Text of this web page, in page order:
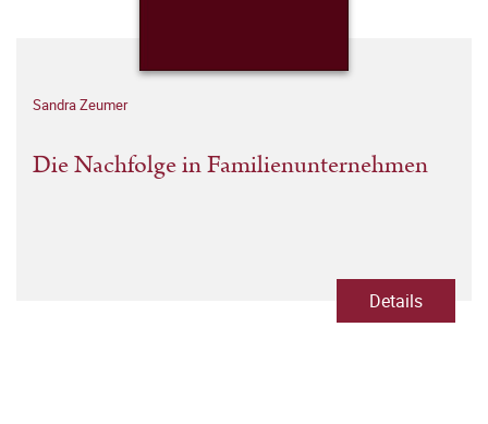
Sandra Zeumer
Die Nachfolge in Familienunternehmen
Details